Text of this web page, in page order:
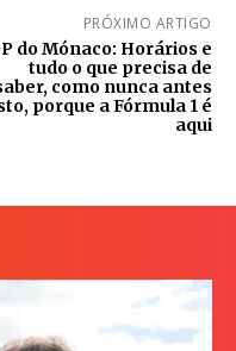
PRÓXIMO ARTIGO
do Mónaco: Horários e
tudo o que precisa de
como nunca antes
porque a Fórmula 1 é
aqui